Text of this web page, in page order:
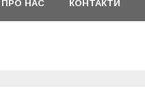
ПРО НАС КОНТАКТИ